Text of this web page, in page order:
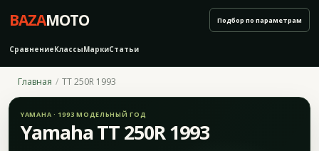
BAZAMOTO
СравнениеКлассыМаркиСтатьи
Подбор по параметрам
Главная TT 250R 1993
YAMAHA · 1993 МОДЕЛЬНЫЙ ГОД
Yamaha TT 250R 1993